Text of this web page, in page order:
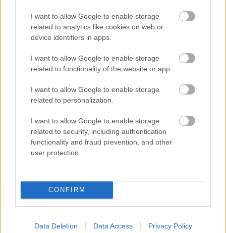
I want to allow Google to enable storage
related to analytics like cookies on web or
device identifiers in apps.
I want to allow Google to enable storage
related to functionality of the website or app.
I want to allow Google to enable storage
related to personalization.
I want to allow Google to enable storage
related to security, including authentication
functionality and fraud prevention, and other
user protection.
CONFIRM
Data Deletion Data Access Privacy Policy
Kiadó:Tom-Tom Records
Műfaj:indie pop
Kulcsdal:Viharsarok